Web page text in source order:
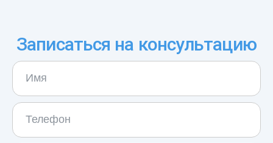
Записаться на консультацию